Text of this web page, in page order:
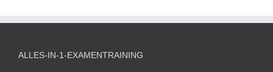
ALLES-IN-1-EXAMENTRAINING